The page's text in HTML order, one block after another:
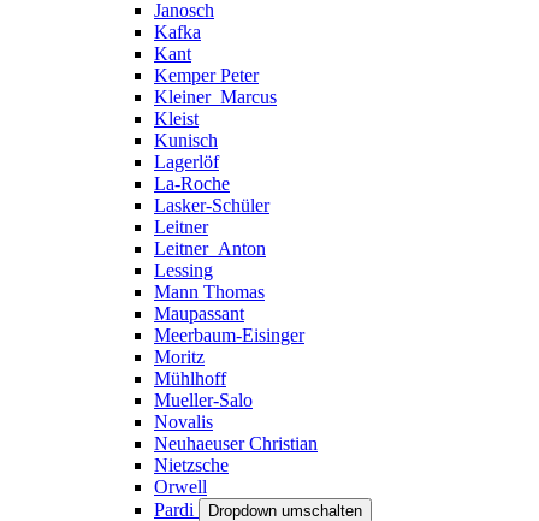
Janosch
Kafka
Kant
Kemper Peter
Kleiner_Marcus
Kleist
Kunisch
Lagerlöf
La-Roche
Lasker-Schüler
Leitner
Leitner_Anton
Lessing
Mann Thomas
Maupassant
Meerbaum-Eisinger
Moritz
Mühlhoff
Mueller-Salo
Novalis
Neuhaeuser Christian
Nietzsche
Orwell
Pardi
Dropdown umschalten